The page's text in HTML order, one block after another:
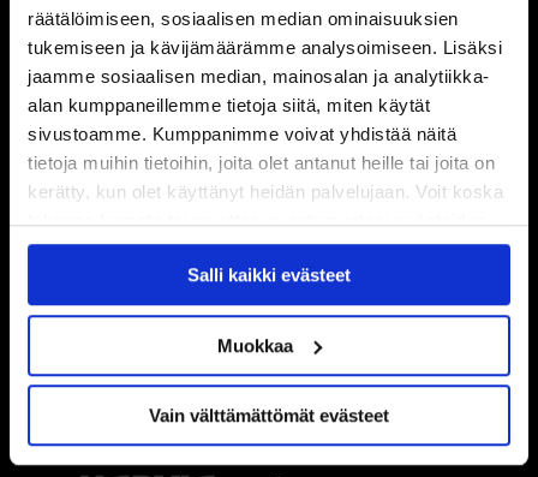
räätälöimiseen, sosiaalisen median ominaisuuksien
tukemiseen ja kävijämäärämme analysoimiseen. Lisäksi
jaamme sosiaalisen median, mainosalan ja analytiikka-
alan kumppaneillemme tietoja siitä, miten käytät
sivustoamme. Kumppanimme voivat yhdistää näitä
tietoja muihin tietoihin, joita olet antanut heille tai joita on
kerätty, kun olet käyttänyt heidän palvelujaan. Voit koska
tahansa kumota tai muuttaa suostumustasi evästeiden
käytöstäEvästeet-sivultamme.
Salli kaikki evästeet
Muokkaa
Vain välttämättömät evästeet